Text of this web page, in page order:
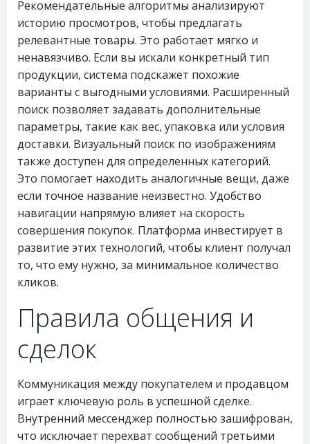
Рекомендательные алгоритмы анализируют
историю просмотров, чтобы предлагать
релевантные товары. Это работает мягко и
ненавязчиво. Если вы искали конкретный тип
продукции, система подскажет похожие
варианты с выгодными условиями. Расширенный
поиск позволяет задавать дополнительные
параметры, такие как вес, упаковка или условия
доставки. Визуальный поиск по изображениям
также доступен для определенных категорий.
Это помогает находить аналогичные вещи, даже
если точное название неизвестно. Удобство
навигации напрямую влияет на скорость
совершения покупок. Платформа инвестирует в
развитие этих технологий, чтобы клиент получал
то, что ему нужно, за минимальное количество
кликов.
Правила общения и
сделок
Коммуникация между покупателем и продавцом
играет ключевую роль в успешной сделке.
Внутренний мессенджер полностью зашифрован,
что исключает перехват сообщений третьими